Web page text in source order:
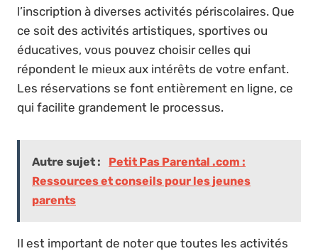
l’inscription à diverses activités périscolaires. Que
ce soit des activités artistiques, sportives ou
éducatives, vous pouvez choisir celles qui
répondent le mieux aux intérêts de votre enfant.
Les réservations se font entièrement en ligne, ce
qui facilite grandement le processus.
Autre sujet :
Petit Pas Parental .com :
Ressources et conseils pour les jeunes
parents
Il est important de noter que toutes les activités